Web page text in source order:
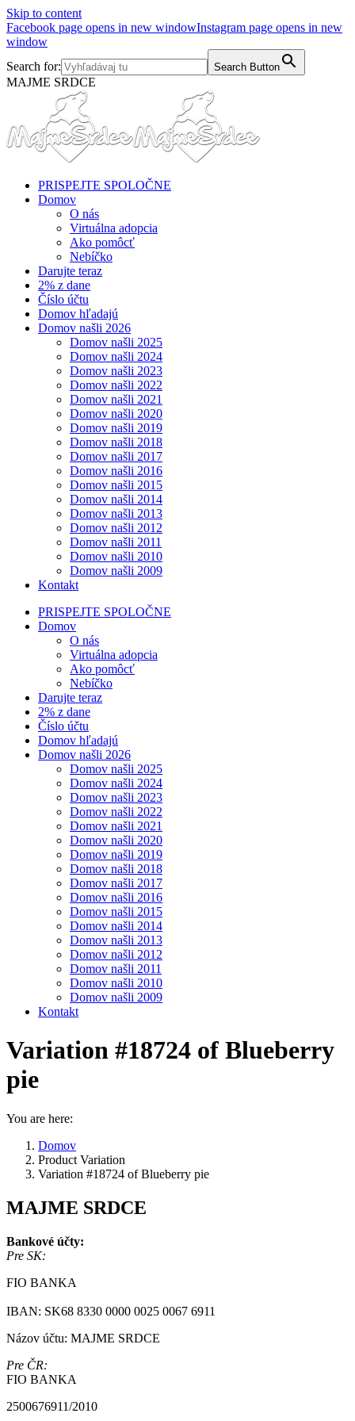
Skip to content
Facebook page opens in new windowInstagram page opens in new
window
Search for:
Search Button
MAJME SRDCE
PRISPEJTE SPOLOČNE
Domov
O nás
Virtuálna adopcia
Ako pomôcť
Nebíčko
Darujte teraz
2% z dane
Číslo účtu
Domov hľadajú
Domov našli 2026
Domov našli 2025
Domov našli 2024
Domov našli 2023
Domov našli 2022
Domov našli 2021
Domov našli 2020
Domov našli 2019
Domov našli 2018
Domov našli 2017
Domov našli 2016
Domov našli 2015
Domov našli 2014
Domov našli 2013
Domov našli 2012
Domov našli 2011
Domov našli 2010
Domov našli 2009
Kontakt
PRISPEJTE SPOLOČNE
Domov
O nás
Virtuálna adopcia
Ako pomôcť
Nebíčko
Darujte teraz
2% z dane
Číslo účtu
Domov hľadajú
Domov našli 2026
Domov našli 2025
Domov našli 2024
Domov našli 2023
Domov našli 2022
Domov našli 2021
Domov našli 2020
Domov našli 2019
Domov našli 2018
Domov našli 2017
Domov našli 2016
Domov našli 2015
Domov našli 2014
Domov našli 2013
Domov našli 2012
Domov našli 2011
Domov našli 2010
Domov našli 2009
Kontakt
Variation #18724 of Blueberry
pie
You are here:
Domov
Product Variation
Variation #18724 of Blueberry pie
MAJME SRDCE
Bankové účty:
Pre SK:
FIO BANKA
IBAN: SK68 8330 0000 0025 0067 6911
Názov účtu: MAJME SRDCE
Pre ČR:
FIO BANKA
2500676911/2010